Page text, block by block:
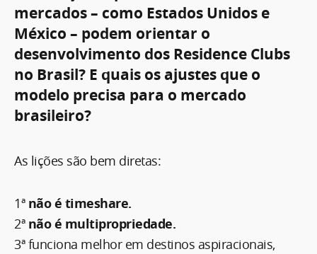
mercados – como Estados Unidos e
México – podem orientar o
desenvolvimento dos Residence Clubs
no Brasil? E quais os ajustes que o
modelo precisa para o mercado
brasileiro?
As lições são bem diretas:
1ª não é timeshare.
2ª não é multipropriedade.
3ª funciona melhor em destinos aspiracionais,